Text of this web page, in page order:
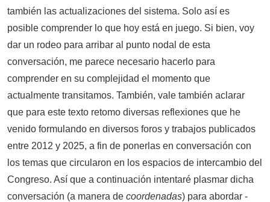
también las actualizaciones del sistema. Solo así es
posible comprender lo que hoy está en juego. Si bien, voy
dar un rodeo para arribar al punto nodal de esta
conversación, me parece necesario hacerlo para
comprender en su complejidad el momento que
actualmente transitamos. También, vale también aclarar
que para este texto retomo diversas reflexiones que he
venido formulando en diversos foros y trabajos publicados
entre 2012 y 2025, a fin de ponerlas en conversación con
los temas que circularon en los espacios de intercambio del
Congreso. Así que a continuación intentaré plasmar dicha
conversación (a manera de coordenadas) para abordar -